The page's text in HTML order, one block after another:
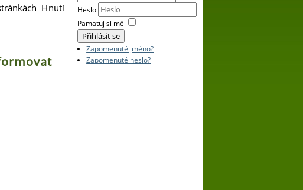
Hnutí
Heslo
Pamatuj si mě
Přihlásit se
Zapomenuté jméno?
Zapomenuté heslo?